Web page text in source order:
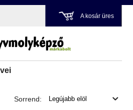
A kosár üres
Sorrend: